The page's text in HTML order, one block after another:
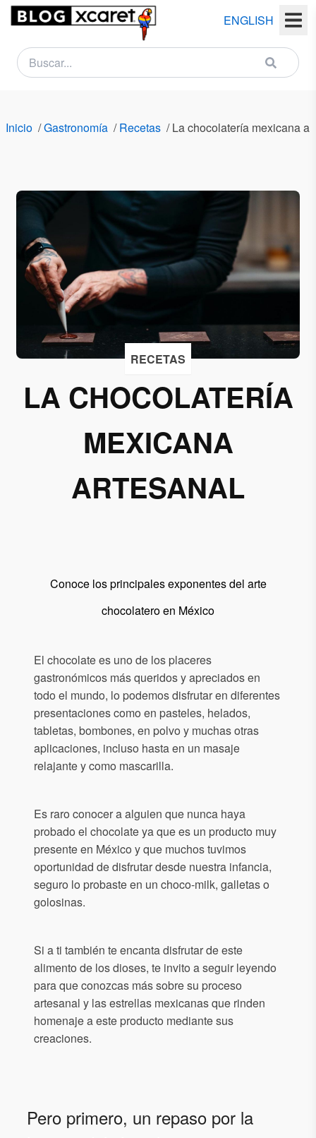
ENGLISH
Inicio /Gastronomía /Recetas /La chocolatería mexicana
RECETAS
LA CHOCOLATERÍA
MEXICANA
ARTESANAL
Conoce los principales exponentes del arte
chocolatero en México
El chocolate es uno de los placeres
gastronómicos más queridos y apreciados en
todo el mundo, lo podemos disfrutar en diferentes
presentaciones como en pasteles, helados,
tabletas, bombones, en polvo y muchas otras
aplicaciones, incluso hasta en un masaje
relajante y como mascarilla.
Es raro conocer a alguien que nunca haya
probado el chocolate ya que es un producto muy
presente en México y que muchos tuvimos
oportunidad de disfrutar desde nuestra infancia,
seguro lo probaste en un choco-milk, galletas o
golosinas.
Si a ti también te encanta disfrutar de este
alimento de los dioses, te invito a seguir leyendo
para que conozcas más sobre su proceso
artesanal y las estrellas mexicanas que rinden
homenaje a este producto mediante sus
creaciones.
Pero primero, un repaso por la
NEWSLETTER
Nombre
Email
País
Acepto
recibir
de
Grupo
permiso